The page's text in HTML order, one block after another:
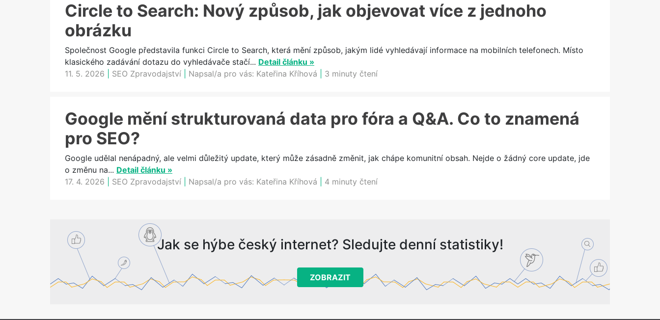
Circle to Search: Nový způsob, jak objevovat více z jednoho
obrázku
Společnost Google představila funkci Circle to Search, která mění způsob, jakým lidé vyhledávají informace na mobilních telefonech. Místo
klasického zadávání dotazu do vyhledávače stačí... Detail článku »
11. 5. 2026
SEO Zpravodajství Napsal/a pro vás: Kateřina Kříhová 3 minuty čtení
Google mění strukturovaná data pro fóra a Q&A. Co to znamená
pro SEO?
Google udělal nenápadný, ale velmi důležitý update, který může zásadně změnit, jak chápe komunitní obsah. Nejde o žádný core update, jde
o změnu na... Detail článku »
17. 4. 2026
SEO Zpravodajství Napsal/a pro vás: Kateřina Kříhová 4 minuty čtení
Jak se hýbe český internet? Sledujte denní statistiky!
ZOBRAZIT